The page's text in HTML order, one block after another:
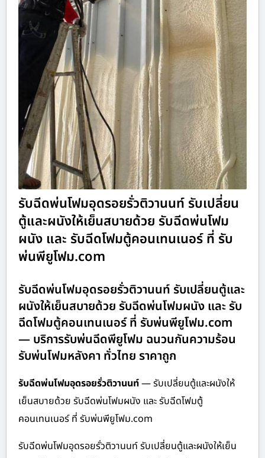
รับฉีดพ่นโฟมอุดรอยรั่วติวานนท์ รับเปลี่ยน
ตู้และผนังให้เย็นสบายด้วย รับฉีดพ่นโฟม
ผนัง และ รับฉีดโฟมตู้คอนเทนเนอร์ ที่ รับ
พ่นพียูโฟม.com
รับฉีดพ่นโฟมอุดรอยรั่วติวานนท์ รับเปลี่ยนตู้และ
ผนังให้เย็นสบายด้วย รับฉีดพ่นโฟมผนัง และ รับ
ฉีดโฟมตู้คอนเทนเนอร์ ที่ รับพ่นพียูโฟม.com
— บริการรับพ่นฉีดพียูโฟม ฉนวนกันความร้อน
รับพ่นโฟมหลังคา ทั่วไทย ราคาถูก
รับฉีดพ่นโฟมอุดรอยรั่วติวานนท์— รับเปลี่ยนตู้และผนังให้
เย็นสบายด้วย รับฉีดพ่นโฟมผนัง และ รับฉีดโฟมตู้
คอนเทนเนอร์ ที่ รับพ่นพียูโฟม.com
รับฉีดพ่นโฟมอุดรอยรั่วติวานนท์ รับเปลี่ยนตู้และผนังให้เย็น